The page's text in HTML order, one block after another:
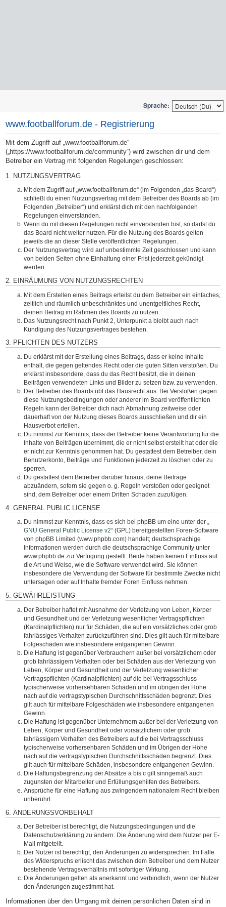
Sprache:
www.footballforum.de - Registrierung
Mit dem Zugriff auf „www.footballforum.de“
(„https://www.footballforum.de/community“) wird zwischen dir und dem
Betreiber ein Vertrag mit folgenden Regelungen geschlossen:
1. NUTZUNGSVERTRAG
Mit dem Zugriff auf „www.footballforum.de“ (im Folgenden „das Board“)
schließt du einen Nutzungsvertrag mit dem Betreiber des Boards ab (im
Folgenden „Betreiber“) und erklärst dich mit den nachfolgenden
Regelungen einverstanden.
Wenn du mit diesen Regelungen nicht einverstanden bist, so darfst du
das Board nicht weiter nutzen. Für die Nutzung des Boards gelten
jeweils die an dieser Stelle veröffentlichten Regelungen.
Der Nutzungsvertrag wird auf unbestimmte Zeit geschlossen und kann
von beiden Seiten ohne Einhaltung einer Frist jederzeit gekündigt
werden.
2. EINRÄUMUNG VON NUTZUNGSRECHTEN
Mit dem Erstellen eines Beitrags erteilst du dem Betreiber ein einfaches,
zeitlich und räumlich unbeschränktes und unentgeltliches Recht,
deinen Beitrag im Rahmen des Boards zu nutzen.
Das Nutzungsrecht nach Punkt 2, Unterpunkt a bleibt auch nach
Kündigung des Nutzungsvertrages bestehen.
3. PFLICHTEN DES NUTZERS
Du erklärst mit der Erstellung eines Beitrags, dass er keine Inhalte
enthält, die gegen geltendes Recht oder die guten Sitten verstoßen. Du
erklärst insbesondere, dass du das Recht besitzt, die in deinen
Beiträgen verwendeten Links und Bilder zu setzen bzw. zu verwenden.
Der Betreiber des Boards übt das Hausrecht aus. Bei Verstößen gegen
diese Nutzungsbedingungen oder anderer im Board veröffentlichten
Regeln kann der Betreiber dich nach Abmahnung zeitweise oder
dauerhaft von der Nutzung dieses Boards ausschließen und dir ein
Hausverbot erteilen.
Du nimmst zur Kenntnis, dass der Betreiber keine Verantwortung für die
Inhalte von Beiträgen übernimmt, die er nicht selbst erstellt hat oder die
er nicht zur Kenntnis genommen hat. Du gestattest dem Betreiber, dein
Benutzerkonto, Beiträge und Funktionen jederzeit zu löschen oder zu
sperren.
Du gestattest dem Betreiber darüber hinaus, deine Beiträge
abzuändern, sofern sie gegen o. g. Regeln verstoßen oder geeignet
sind, dem Betreiber oder einem Dritten Schaden zuzufügen.
4. GENERAL PUBLIC LICENSE
Du nimmst zur Kenntnis, dass es sich bei phpBB um eine unter der „
GNU General Public License v2“ (GPL) bereitgestellten Foren-Software
von phpBB Limited (www.phpbb.com) handelt; deutschsprachige
Informationen werden durch die deutschsprachige Community unter
www.phpbb.de zur Verfügung gestellt. Beide haben keinen Einfluss auf
die Art und Weise, wie die Software verwendet wird. Sie können
insbesondere die Verwendung der Software für bestimmte Zwecke nicht
untersagen oder auf Inhalte fremder Foren Einfluss nehmen.
5. GEWÄHRLEISTUNG
Der Betreiber haftet mit Ausnahme der Verletzung von Leben, Körper
und Gesundheit und der Verletzung wesentlicher Vertragspflichten
(Kardinalpflichten) nur für Schäden, die auf ein vorsätzliches oder grob
fahrlässiges Verhalten zurückzuführen sind. Dies gilt auch für mittelbare
Folgeschäden wie insbesondere entgangenen Gewinn.
Die Haftung ist gegenüber Verbrauchern außer bei vorsätzlichem oder
grob fahrlässigem Verhalten oder bei Schäden aus der Verletzung von
Leben, Körper und Gesundheit und der Verletzung wesentlicher
Vertragspflichten (Kardinalpflichten) auf die bei Vertragsschluss
typischerweise vorhersehbaren Schäden und im übrigen der Höhe
nach auf die vertragstypischen Durchschnittsschäden begrenzt. Dies
gilt auch für mittelbare Folgeschäden wie insbesondere entgangenen
Gewinn.
Die Haftung ist gegenüber Unternehmern außer bei der Verletzung von
Leben, Körper und Gesundheit oder vorsätzlichem oder grob
fahrlässigem Verhalten des Betreibers auf die bei Vertragsschluss
typischerweise vorhersehbaren Schäden und im Übrigen der Höhe
nach auf die vertragstypischen Durchschnittsschäden begrenzt. Dies
gilt auch für mittelbare Schäden, insbesondere entgangenen Gewinn.
Die Haftungsbegrenzung der Absätze a bis c gilt sinngemäß auch
zugunsten der Mitarbeiter und Erfüllungsgehilfen des Betreibers.
Ansprüche für eine Haftung aus zwingendem nationalem Recht bleiben
unberührt.
6. ÄNDERUNGSVORBEHALT
Der Betreiber ist berechtigt, die Nutzungsbedingungen und die
Datenschutzerklärung zu ändern. Die Änderung wird dem Nutzer per E-
Mail mitgeteilt.
Der Nutzer ist berechtigt, den Änderungen zu widersprechen. Im Falle
des Widerspruchs erlischt das zwischen dem Betreiber und dem Nutzer
bestehende Vertragsverhältnis mit sofortiger Wirkung.
Die Änderungen gelten als anerkannt und verbindlich, wenn der Nutzer
den Änderungen zugestimmt hat.
Informationen über den Umgang mit deinen persönlichen Daten sind in